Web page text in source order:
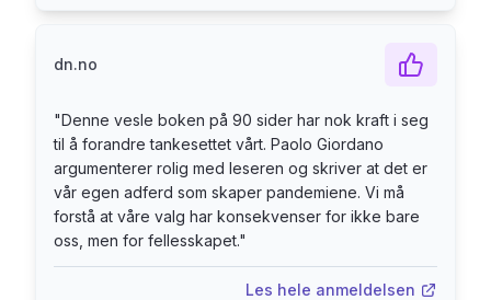
en million eksemplarer. Han har vunnet flere
koronautbruddet skrev han essayet Smittens
ganger og bidro sterkt til å endre italienernes
forståelse av pandemien. I smittens tid utgis nå
samtidig i 21 land.
dn.no
"Denne vesle boken på 90 sider har nok kraft i seg
til å forandre tankesettet vårt. Paolo Giordano
argumenterer rolig med leseren og skriver at det er
vår egen adferd som skaper pandemiene. Vi må
forstå at våre valg har konsekvenser for ikke bare
oss, men for fellesskapet."
Les hele anmeldelsen